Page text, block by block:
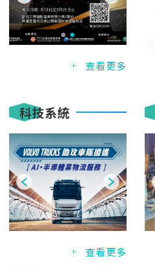
查看更多
科技系統
查看更多